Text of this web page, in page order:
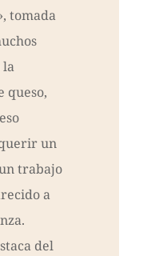
tomada
la
queso,
un
trabajo
a
del